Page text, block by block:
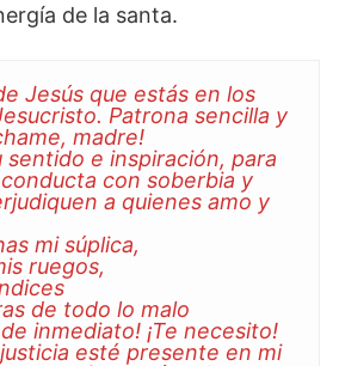
de la santa.
Jesús que estás en los
Patrona sencilla y
madre!
e inspiración, para
con soberbia y
a quienes amo y
mi súplica,
ruegos,
de todo lo malo
de inmediato! ¡Te necesito!
esté presente en mi